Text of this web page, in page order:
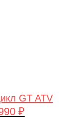
GT ATV
₽